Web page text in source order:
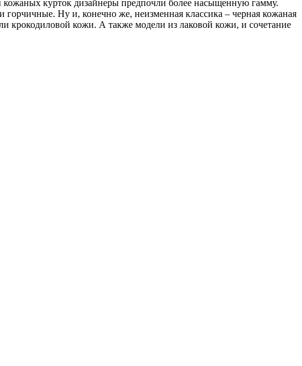
курток дизайнеры предпочли более насыщенную гамму.
Ну и, конечно же, неизменная классика – черная кожаная
крокодиловой кожи. А также модели из лаковой кожи, и сочетание